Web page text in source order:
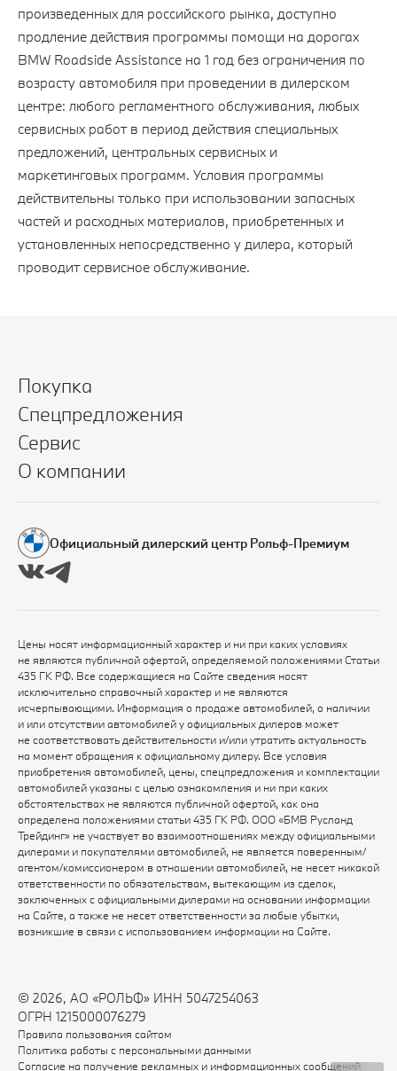
произведенных для российского рынка, доступно
продление действия программы помощи на дорогах
BMW Roadside Assistance на 1 год без ограничения по
возрасту автомобиля при проведении в дилерском
центре: любого регламентного обслуживания, любых
сервисных работ в период действия специальных
предложений, центральных сервисных и
маркетинговых программ. Условия программы
действительны только при использовании запасных
частей и расходных материалов, приобретенных и
установленных непосредственно у дилера, который
проводит сервисное обслуживание.
Покупка
Спецпредложения
Сервис
О компании
Официальный дилерский центр Рольф-Премиум
Цены носят информационный характер и ни при каких условиях
не являются публичной офертой, определяемой положениями Статьи
435 ГК РФ. Все содержащиеся на Сайте сведения носят
исключительно справочный характер и не являются
исчерпывающими. Информация о продаже автомобилей, о наличии
и или отсутствии автомобилей у официальных дилеров может
не соответствовать действительности и/или утратить актуальность
на момент обращения к официальному дилеру. Все условия
приобретения автомобилей, цены, спецпредложения и комплектации
автомобилей указаны с целью ознакомления и ни при каких
обстоятельствах не являются публичной офертой, как она
определена положениями статьи 435 ГК РФ. ООО «БМВ Русланд
Трейдинг» не участвует во взаимоотношениях между официальными
дилерами и покупателями автомобилей, не является поверенным/
агентом/комиссионером в отношении автомобилей, не несет никакой
ответственности по обязательствам, вытекающим из сделок,
заключенных с официальными дилерами на основании информации
на Сайте, а также не несет ответственности за любые убытки,
возникшие в связи с использованием информации на Сайте.
© 2026, АО «РОЛЬФ» ИНН 5047254063
ОГРН 1215000076279
Правила пользования сайтом
Политика работы с персональными данными
Согласие на получение рекламных и информационных сообщений